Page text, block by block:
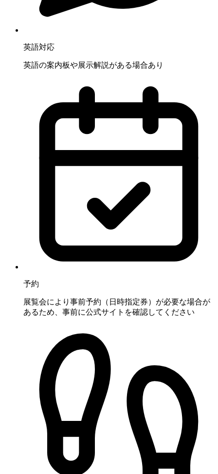
英語対応
英語の案内板や展示解説がある場合あり
予約
展覧会により事前予約（日時指定券）が必要な場合が
あるため、事前に公式サイトを確認してください